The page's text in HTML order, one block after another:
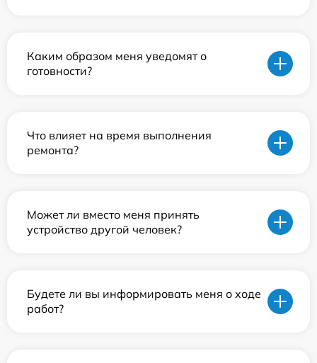
Каким образом меня уведомят о
готовности?
Что влияет на время выполнения
ремонта?
Может ли вместо меня принять
устройство другой человек?
Будете ли вы информировать меня о ходе
работ?